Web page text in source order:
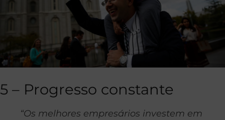
5 – Progresso constante
“Os melhores empresários investem em